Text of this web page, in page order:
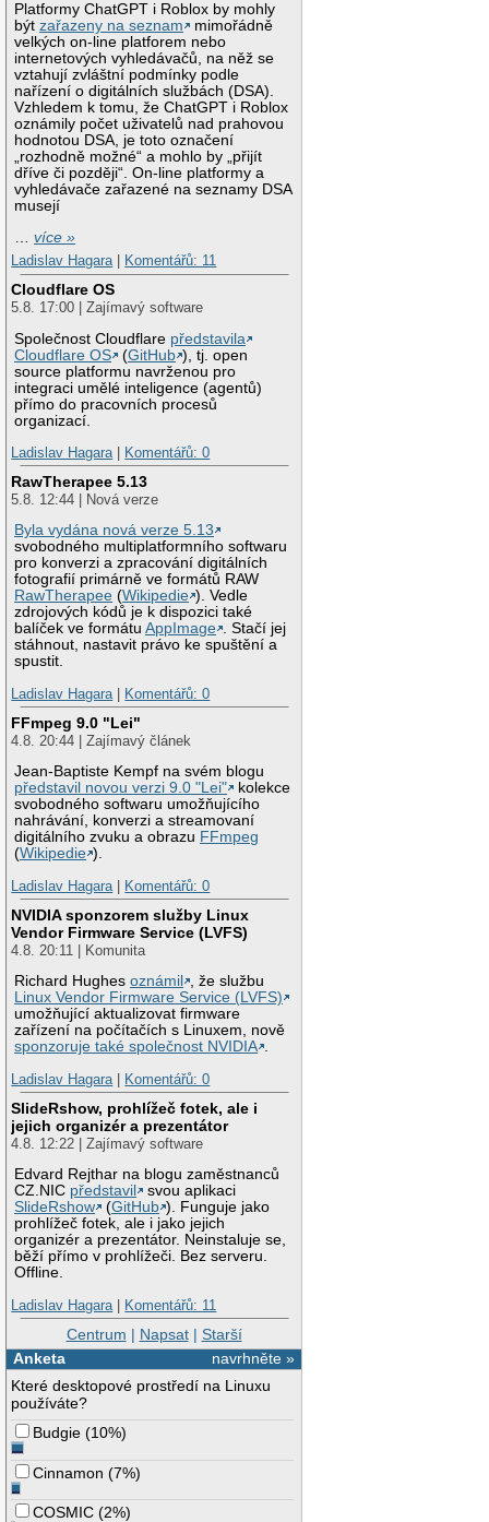
Platformy ChatGPT i Roblox by mohly
býtzařazeny na seznam
mimořádně
velkých on-line platforem nebo
internetových vyhledávačů, na něž se
vztahují zvláštní podmínky podle
nařízení o digitálních službách (DSA).
Vzhledem k tomu, že ChatGPT i Roblox
oznámily počet uživatelů nad prahovou
hodnotou DSA, je toto označení
„rozhodně možné“ a mohlo by „přijít
dříve či později“. On-line platformy a
vyhledávače zařazené na seznamy DSA
musejí
…více »
Ladislav Hagara| Komentářů: 11
Cloudflare OS
5.8. 17:00 | Zajímavý software
Společnost Cloudflare představila
Cloudflare OS
(GitHub ), tj. open
source platformu navrženou pro
integraci umělé inteligence (agentů)
přímo do pracovních procesů
organizací.
Ladislav Hagara| Komentářů: 0
RawTherapee 5.13
5.8. 12:44 | Nová verze
Byla vydána nová verze 5.13
svobodného multiplatformního softwaru
pro konverzi a zpracování digitálních
fotografií primárně ve formátů RAW
RawTherapee (Wikipedie ). Vedle
zdrojových kódů je k dispozici také
balíček ve formátuAppImage . Stačí jej
stáhnout, nastavit právo ke spuštění a
spustit.
Ladislav Hagara| Komentářů: 0
FFmpeg 9.0 "Lei"
4.8. 20:44 | Zajímavý článek
Jean-Baptiste Kempf na svém blogu
představil novou verzi 9.0 "Lei"
kolekce
svobodného softwaru umožňujícího
nahrávání, konverzi a streamovaní
digitálního zvuku a obrazu FFmpeg
(Wikipedie ).
Ladislav Hagara| Komentářů: 0
NVIDIA sponzorem služby Linux
Vendor Firmware Service (LVFS)
4.8. 20:11 | Komunita
Richard Hughesoznámil
, že službu
Linux Vendor Firmware Service (LVFS)
umožňující aktualizovat firmware
zařízení na počítačích s Linuxem, nově
sponzoruje také společnost NVIDIA .
Ladislav Hagara| Komentářů: 0
SlideRshow, prohlížeč fotek, ale i
jejich organizér a prezentátor
4.8. 12:22 | Zajímavý software
Edvard Rejthar na blogu zaměstnanců
CZ.NIC představil
svou aplikaci
SlideRshow
(GitHub ). Funguje jako
prohlížeč fotek, ale i jako jejich
organizér a prezentátor. Neinstaluje se,
běží přímo v prohlížeči. Bez serveru.
Offline.
Ladislav Hagara| Komentářů: 11
Centrum | Napsat| Starší
navrhněte »
Anketa
Které desktopové prostředí na Linuxu
používáte?
Budgie (10%)
Cinnamon (7%)
COSMIC (2%)